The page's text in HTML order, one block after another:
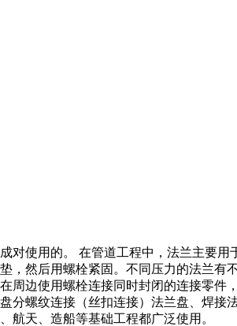
对使用的。 在管道工程中，法兰主要
然后用螺栓紧固。不同压力的法兰有
周边使用螺栓连接同时封闭的连接零
分螺纹连接（丝扣连接）法兰盘、焊
、航天、造船等基础工程都广泛使用。